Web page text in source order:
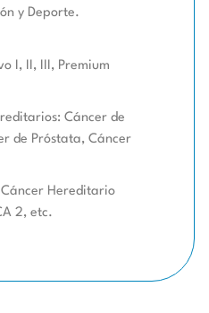
y Deporte.
I, II, III, Premium
Cáncer de
de Próstata, Cáncer
Hereditario
2, etc.